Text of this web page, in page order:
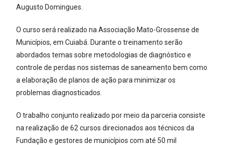
Augusto Domingues.
O curso será realizado na Associação Mato-Grossense de
Municípios, em Cuiabá. Durante o treinamento serão
abordados temas sobre metodologias de diagnóstico e
controle de perdas nos sistemas de saneamento bem como
a elaboração de planos de ação para minimizar os
problemas diagnosticados.
O trabalho conjunto realizado por meio da parceria consiste
na realização de 62 cursos direcionados aos técnicos da
Fundação e gestores de municípios com até 50 mil